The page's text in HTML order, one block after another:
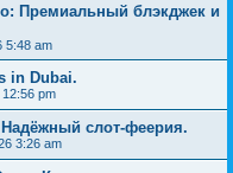
Премиальный блэкджек и
5:48 am
in Dubai.
pm
слот-феерия.
3:26 am